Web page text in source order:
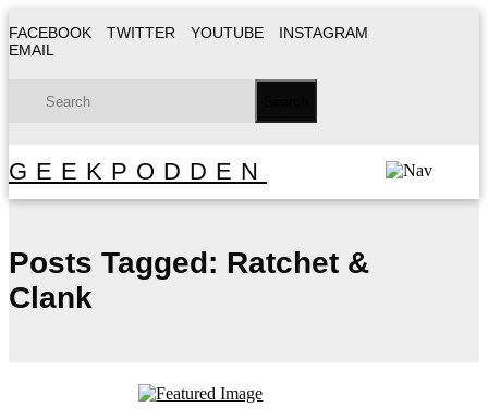
FACEBOOK TWITTER YOUTUBE
INSTAGRAM
EMAIL
GEEKPODDEN
Posts Tagged: Ratchet &
Clank